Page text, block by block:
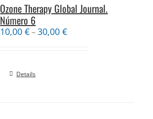
Ozone Therapy Global Journal.
Número 6
10,00€–30,00€
Details